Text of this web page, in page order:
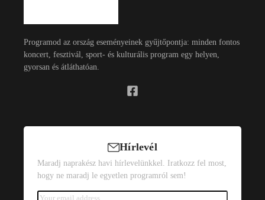
Programod az ország eseményeinek gyűjtőpontja: minden fontos
koncert, fesztivál, sport- és kulturális program egy helyen,
gyorsan és átláthatóan.
Hírlevél
Maradj naprakész havi hírlevelünkkel. Iratkozz fel most,
hogy ne maradj le egyetlen programról sem!